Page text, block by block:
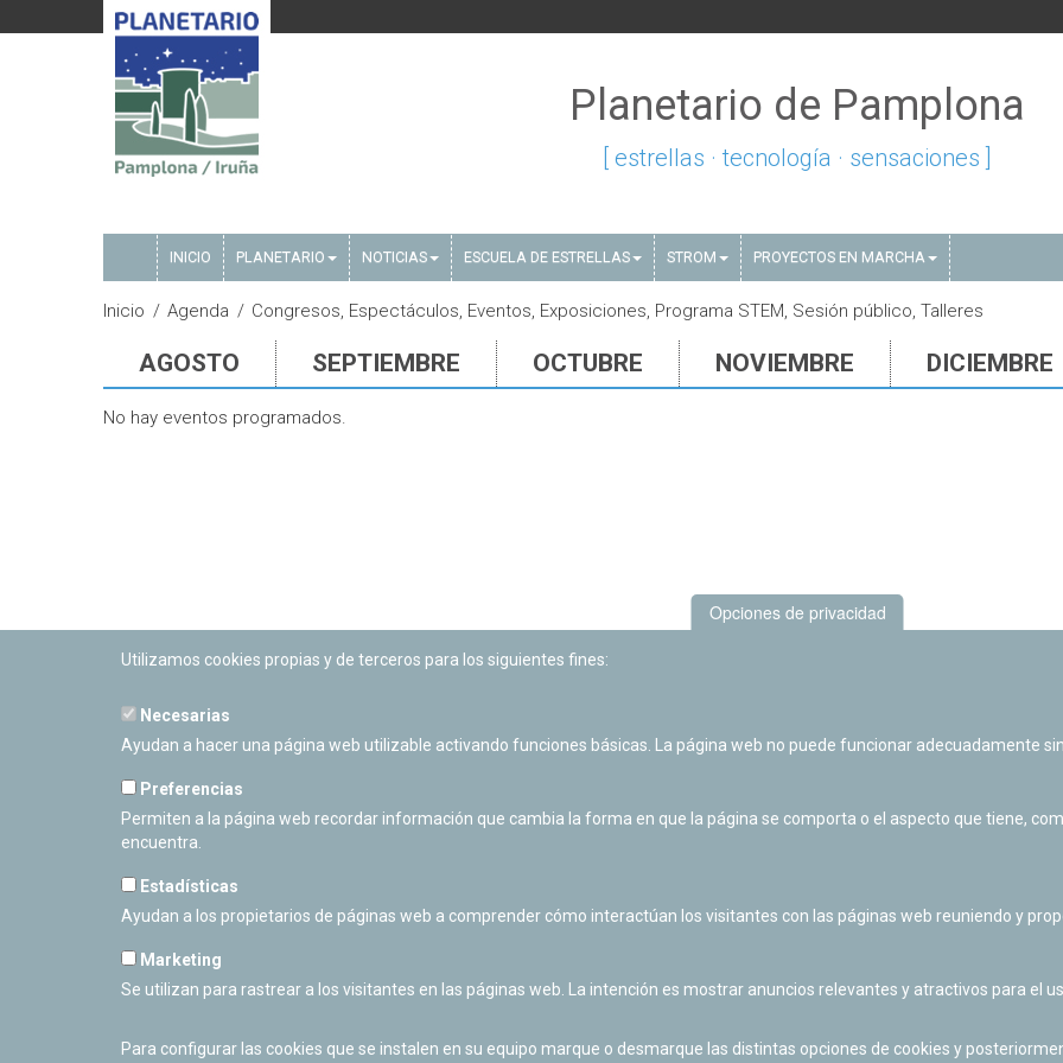
Planetario de Pamplona
[ estrellas · tecnología · sensaciones ]
INICIO PLANETARIO NOTICIAS ESCUELA DE ESTRELLAS STROM PROYECTOS EN MARCHA
Inicio Agenda Congresos, Espectáculos, Eventos, Exposiciones, Programa STEM, Sesión público, Talleres
AGOSTO SEPTIEMBRE OCTUBRE NOVIEMBRE DICIEMBRE
No hay eventos programados.
PLANETARIO DE PAMPLONA
Calle Sancho RamÃ­rez, s/n
Cerrado Temporalmente
Opciones de privacidad
Utilizamos cookies propias y de terceros para los siguientes fines:
Necesarias
Ayudan a hacer una página web utilizable activando funciones básicas. La página web no puede funcionar adecuadamente
Preferencias
Permiten a la página web recordar información que cambia la forma en que la página se comporta o el aspecto que tiene,
encuentra.
Estadísticas
Ayudan a los propietarios de páginas web a comprender cómo interactúan los visitantes con las páginas web reuniendo y
Marketing
Se utilizan para rastrear a los visitantes en las páginas web. La intención es mostrar anuncios relevantes y atractivos para el
Para configurar las cookies que se instalen en su equipo marque o desmarque las distintas opciones de cookies y